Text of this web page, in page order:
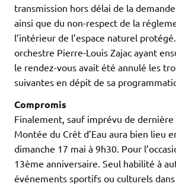
transmission hors délai de la
ainsi que du non-respect de la
l’intérieur de l’espace naturel
orchestre Pierre-Louis Zajac ayant
le rendez-vous avait été annulé les
suivantes en dépit de sa
Compromis
Finalement, sauf imprévu de
Montée du Crêt d’Eau aura bien lieu
dimanche 17 mai à 9h30. Pour
13ème anniversaire. Seul habilité à
événements sportifs ou culturels